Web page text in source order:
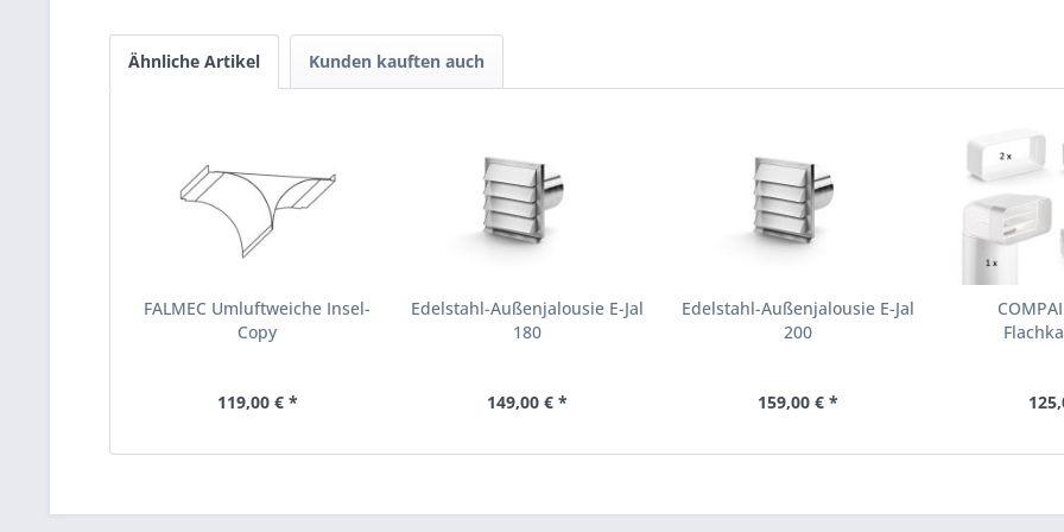
Ähnliche Artikel Kunden kauften auch
FALMEC Umluftweiche Insel-
Copy
119,00 € *
Edelstahl-Außenjalousie E-Jal
180
149,00 € *
Edelstahl-Außenjalousie E-Jal
200
159,00 € *